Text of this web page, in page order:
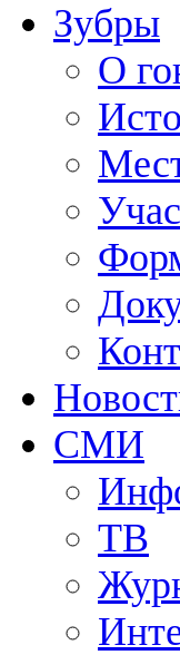
Зубры
О
СМИ
ТВ